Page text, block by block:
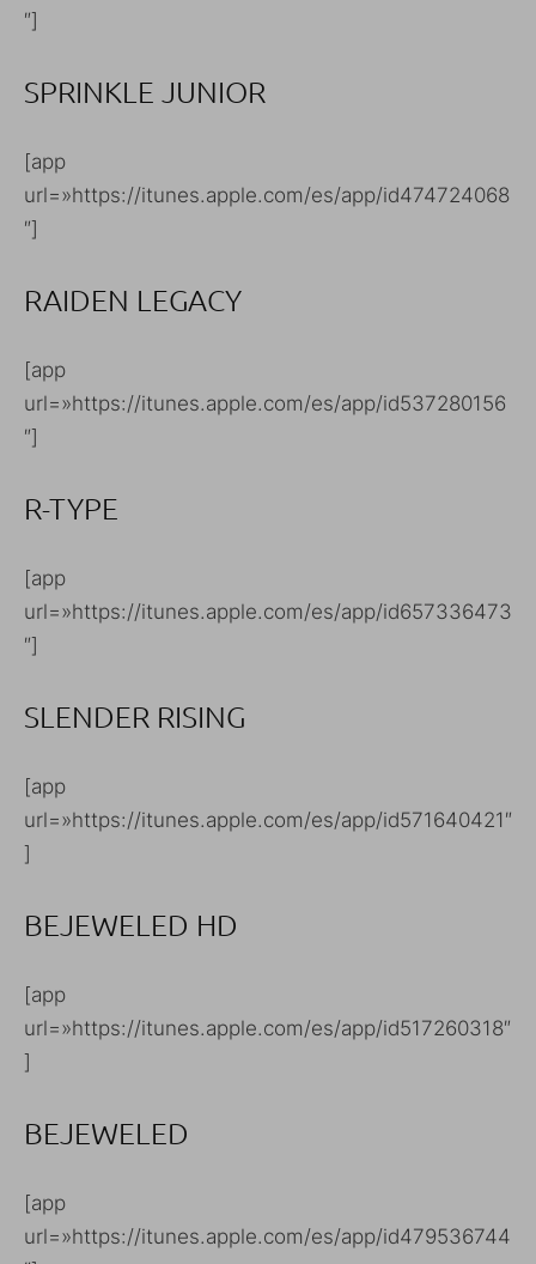
″]
SPRINKLE JUNIOR
[app
url=»https://itunes.apple.com/es/app/id474724068
″]
RAIDEN LEGACY
[app
url=»https://itunes.apple.com/es/app/id537280156
″]
R-TYPE
[app
url=»https://itunes.apple.com/es/app/id657336473
″]
SLENDER RISING
[app
url=»https://itunes.apple.com/es/app/id571640421″
]
BEJEWELED HD
[app
url=»https://itunes.apple.com/es/app/id517260318″
]
BEJEWELED
[app
url=»https://itunes.apple.com/es/app/id479536744